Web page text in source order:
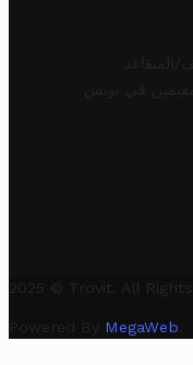
في تونس
2025 © Trovit. All Rights
Powered By MegaWeb